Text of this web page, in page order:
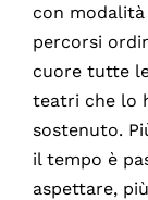
con
percorsi
cuore tutte
teatri che lo
sostenuto.
il tempo è
aspettare,